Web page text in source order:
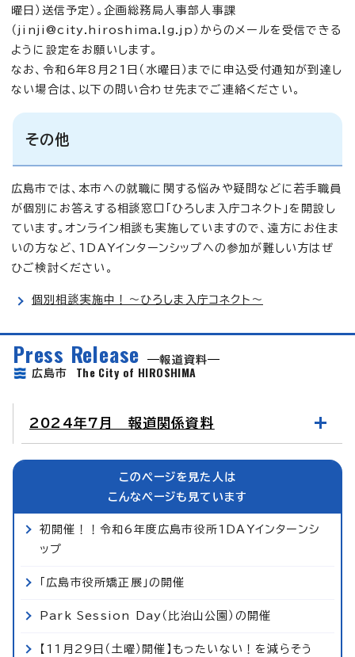
曜日）送信予定）。企画総務局人事部人事課
（ jinji@city.hiroshima.lg.jp ）からのメールを受信できる
ように設定をお願いします。
なお、令和6年8月21日（水曜日）までに申込受付通知が到達し
ない場合は、以下の問い合わせ先までご連絡ください。
その他
広島市では、本市への就職に関する悩みや疑問などに若手職員
が個別にお答えする相談窓口「ひろしま入庁コネクト」を開設し
ています。オンライン相談も実施していますので、遠方にお住ま
いの方など、1DAYインターンシップへの参加が難しい方はぜ
ひご検討ください。
個別相談実施中！～ひろしま入庁コネクト～
Press Release
報道資料
広島市 The City of HIROSHIMA
2024年7月 報道関係資料
このページを見た人は
こんなページも見ています
初開催！！令和6年度広島市役所1DAYインターンシ
ップ
「広島市役所矯正展」の開催
Park Session Day（比治山公園）の開催
【11月29日（土曜）開催】もったいない！を減らそう